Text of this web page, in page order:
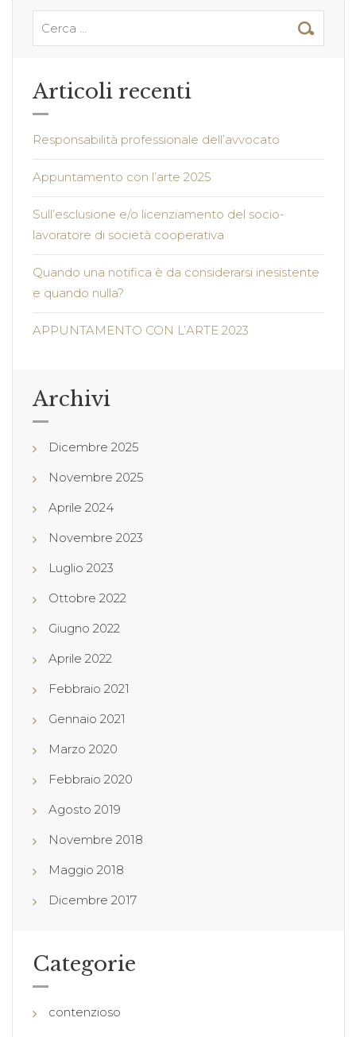
Articoli recenti
Responsabilità professionale dell’avvocato
Appuntamento con l’arte 2025
Sull’esclusione e/o licenziamento del socio-
lavoratore di società cooperativa
Quando una notifica è da considerarsi inesistente
e quando nulla?
APPUNTAMENTO CON L’ARTE 2023
Archivi
Dicembre 2025
Novembre 2025
Aprile 2024
Novembre 2023
Luglio 2023
Ottobre 2022
Giugno 2022
Aprile 2022
Febbraio 2021
Gennaio 2021
Marzo 2020
Febbraio 2020
Agosto 2019
Novembre 2018
Maggio 2018
Dicembre 2017
Categorie
contenzioso